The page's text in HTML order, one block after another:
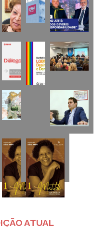
ATUAL